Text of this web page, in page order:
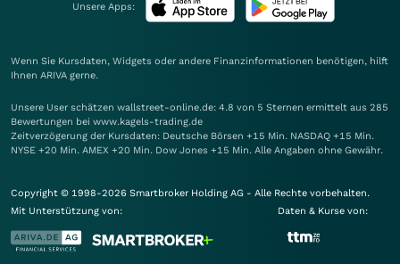
Unsere Apps:
Wenn Sie Kursdaten, Widgets oder andere Finanzinformationen benötigen, hilft
Ihnen ARIVA gerne.
Unsere User schätzen wallstreet-online.de: 4.8 von 5 Sternen ermittelt aus 285
Bewertungen bei www.kagels-trading.de
Zeitverzögerung der Kursdaten: Deutsche Börsen +15 Min. NASDAQ +15 Min.
NYSE +20 Min. AMEX +20 Min. Dow Jones +15 Min. Alle Angaben ohne Gewähr.
Copyright © 1998-2026 Smartbroker Holding AG - Alle Rechte vorbehalten.
Mit Unterstützung von:
Daten & Kurse von: